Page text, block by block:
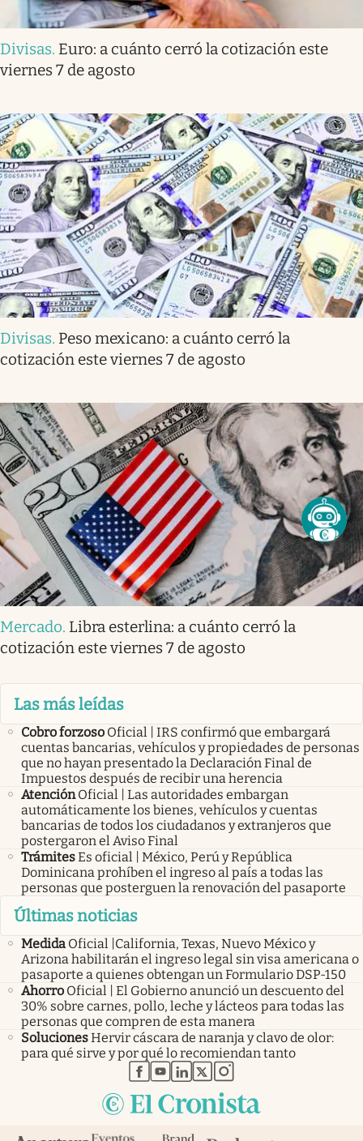
Divisas. Euro: a cuánto cerró la cotización este
viernes 7 de agosto
Divisas. Peso mexicano: a cuánto cerró la
cotización este viernes 7 de agosto
Mercado. Libra esterlina: a cuánto cerró la
cotización este viernes 7 de agosto
Las más leídas
Cobro forzoso Oficial | IRS confirmó que embargará
cuentas bancarias, vehículos y propiedades de personas
que no hayan presentado la Declaración Final de
Impuestos después de recibir una herencia
Atención Oficial | Las autoridades embargan
automáticamente los bienes, vehículos y cuentas
bancarias de todos los ciudadanos y extranjeros que
postergaron el Aviso Final
TrámitesEs oficial | México, Perú y República
Dominicana prohíben el ingreso al país a todas las
personas que posterguen la renovación del pasaporte
Últimas noticias
Medida Oficial |California, Texas, Nuevo México y
Arizona habilitarán el ingreso legal sin visa americana o
pasaporte a quienes obtengan un Formulario DSP-150
Ahorro Oficial | El Gobierno anunció un descuento del
30% sobre carnes, pollo, leche y lácteos para todas las
personas que compren de esta manera
SolucionesHervir cáscara de naranja y clavo de olor:
para qué sirve y por qué lo recomiendan tanto
abre en nueva pestaña
abre en nueva pestaña
abre en nueva pestaña
abre en nueva pestaña
abre en nueva pestaña